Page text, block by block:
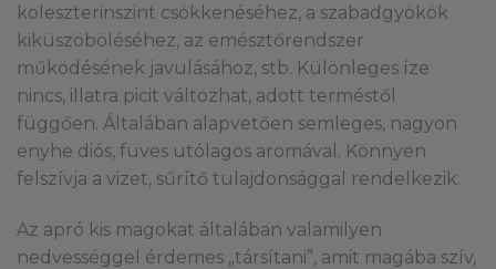
koleszterinszint csökkenéséhez, a szabadgyökök
kiküszöböléséhez, az emésztőrendszer
működésének javulásához, stb. Különleges íze
nincs, illatra picit változhat, adott terméstől
függően. Általában alapvetően semleges, nagyon
enyhe diós, füves utólagos aromával. Könnyen
felszívja a vizet, sűrítő tulajdonsággal rendelkezik.
Az apró kis magokat általában valamilyen
nedvességgel érdemes „társítani”, amit magába szív,